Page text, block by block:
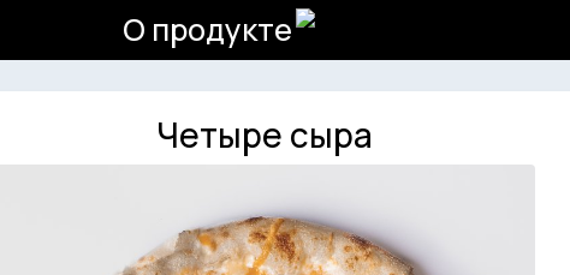
О продукте
Четыре сыра